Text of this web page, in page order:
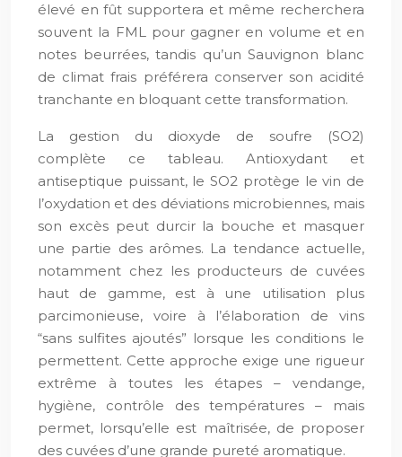
élevé en fût supportera et même recherchera
souvent la FML pour gagner en volume et en
notes beurrées, tandis qu’un Sauvignon blanc
de climat frais préférera conserver son acidité
tranchante en bloquant cette transformation.
La gestion du dioxyde de soufre (SO2)
complète ce tableau. Antioxydant et
antiseptique puissant, le SO2 protège le vin de
l’oxydation et des déviations microbiennes, mais
son excès peut durcir la bouche et masquer
une partie des arômes. La tendance actuelle,
notamment chez les producteurs de cuvées
haut de gamme, est à une utilisation plus
parcimonieuse, voire à l’élaboration de vins
“sans sulfites ajoutés” lorsque les conditions le
permettent. Cette approche exige une rigueur
extrême à toutes les étapes – vendange,
hygiène, contrôle des températures – mais
permet, lorsqu’elle est maîtrisée, de proposer
des cuvées d’une grande pureté aromatique.